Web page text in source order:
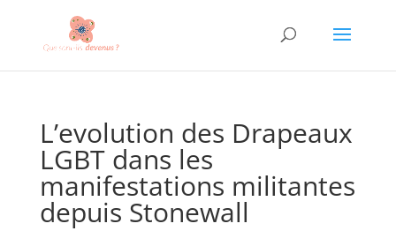
L’evolution des Drapeaux
LGBT dans les
manifestations militantes
depuis Stonewall